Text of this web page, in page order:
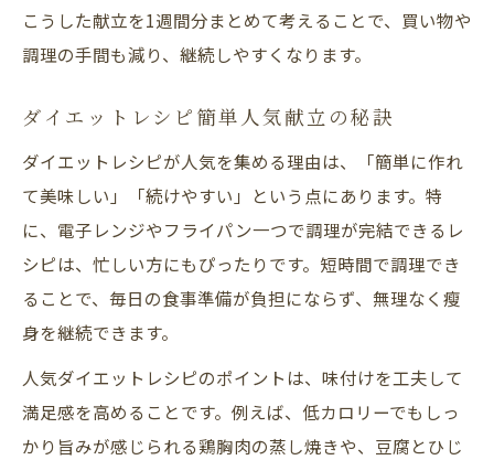
こうした献立を1週間分まとめて考えることで、買い物や
調理の手間も減り、継続しやすくなります。
ダイエットレシピ簡単人気献立の秘訣
ダイエットレシピが人気を集める理由は、「簡単に作れ
て美味しい」「続けやすい」という点にあります。特
に、電子レンジやフライパン一つで調理が完結できるレ
シピは、忙しい方にもぴったりです。短時間で調理でき
ることで、毎日の食事準備が負担にならず、無理なく瘦
身を継続できます。
人気ダイエットレシピのポイントは、味付けを工夫して
満足感を高めることです。例えば、低カロリーでもしっ
かり旨みが感じられる鶏胸肉の蒸し焼きや、豆腐とひじ